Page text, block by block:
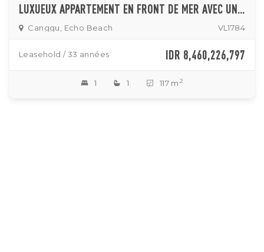
LUXUEUX APPARTEMENT EN FRONT DE MER AVEC UNE CHAMBRE À COUCHER À VENDRE À CANGGU
Canggu, Echo Beach VL1784
Leasehold / 33 années IDR 8,460,226,797
1 1 117 m 2